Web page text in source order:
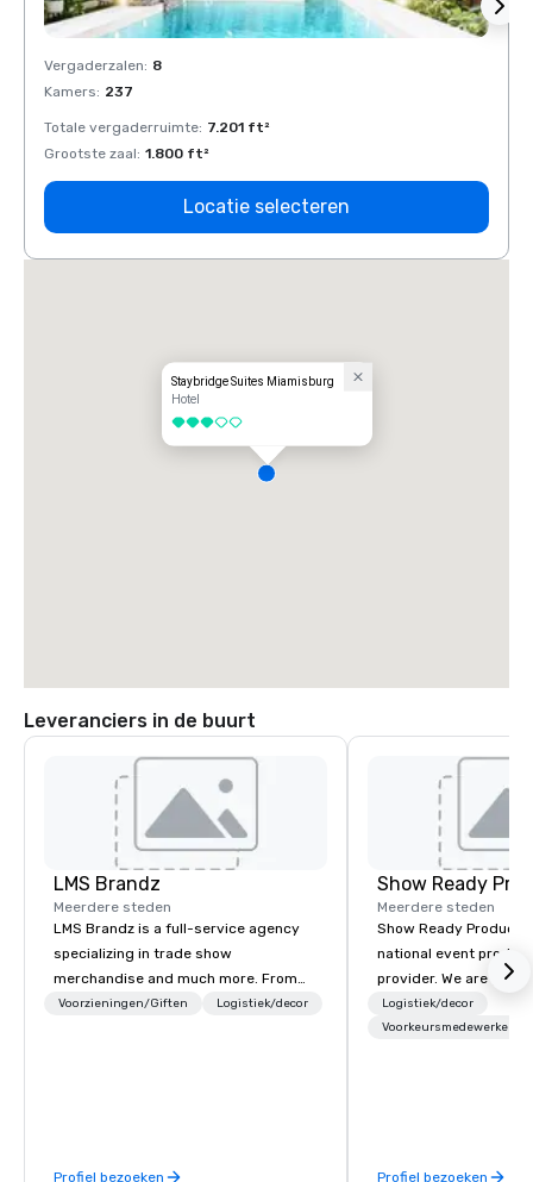
Vergaderzalen: 8
Kamers: 237
Totale vergaderruimte: 7.201 ft²
Grootste zaal: 1.800 ft²
Locatie selecteren
Staybridge Suites Miamisburg
Hotel
3 van 5
Leveranciers in de buurt
LMS Brandz
Meerdere steden
LMS Brandz is a full-service agency
specializing in trade show
merchandise and much more. From
booth giveaways and branded apparel
years of industry experience and
Voorzieningen/Giften Logistiek/decor
Profiel bezoeken
Show Ready
Meerdere steden
Show Ready
national event
provider. We are your
production partner
finish. Our team is
Logistiek/decor
Voorkeursmedewerkers
Profiel bezoeken